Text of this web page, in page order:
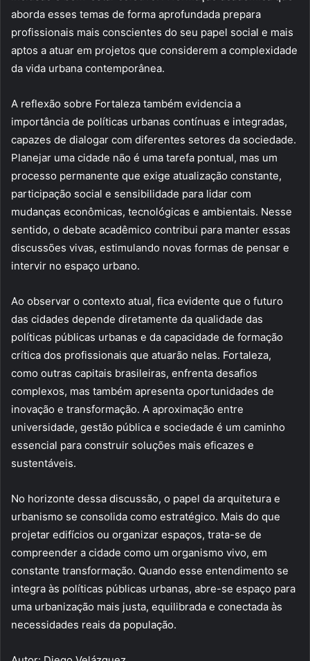
aborda esses temas de forma aprofundada prepara
profissionais mais conscientes do seu papel social e mais
aptos a atuar em projetos que considerem a complexidade
da vida urbana contemporânea.
A reflexão sobre Fortaleza também evidencia a
importância de políticas urbanas contínuas e integradas,
capazes de dialogar com diferentes setores da sociedade.
Planejar uma cidade não é uma tarefa pontual, mas um
processo permanente que exige atualização constante,
participação social e sensibilidade para lidar com
mudanças econômicas, tecnológicas e ambientais. Nesse
sentido, o debate acadêmico contribui para manter essas
discussões vivas, estimulando novas formas de pensar e
intervir no espaço urbano.
Ao observar o contexto atual, fica evidente que o futuro
das cidades depende diretamente da qualidade das
políticas públicas urbanas e da capacidade de formação
crítica dos profissionais que atuarão nelas. Fortaleza,
como outras capitais brasileiras, enfrenta desafios
complexos, mas também apresenta oportunidades de
inovação e transformação. A aproximação entre
universidade, gestão pública e sociedade é um caminho
essencial para construir soluções mais eficazes e
sustentáveis.
No horizonte dessa discussão, o papel da arquitetura e
urbanismo se consolida como estratégico. Mais do que
projetar edifícios ou organizar espaços, trata-se de
compreender a cidade como um organismo vivo, em
constante transformação. Quando esse entendimento se
integra às políticas públicas urbanas, abre-se espaço para
uma urbanização mais justa, equilibrada e conectada às
necessidades reais da população.